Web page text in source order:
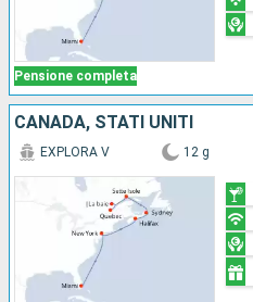
Pensione completa
CANADA, STATI UNITI
EXPLORA V 12 g